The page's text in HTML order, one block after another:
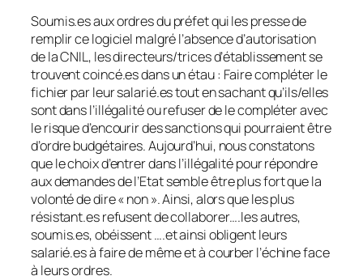
Soumis.es aux ordres du préfet qui les presse de
remplir ce logiciel malgré l’absence d’autorisation
de la CNIL, les directeurs/trices d’établissement se
trouvent coincé.es dans un étau : Faire compléter le
fichier par leur salarié.es tout en sachant qu’ils/elles
sont dans l’illégalité ou refuser de le compléter avec
le risque d’encourir des sanctions qui pourraient être
d’ordre budgétaires. Aujourd’hui, nous constatons
que le choix d’entrer dans l’illégalité pour répondre
aux demandes de l’Etat semble être plus fort que la
volonté de dire « non ». Ainsi, alors que les plus
résistant.es refusent de collaborer….les autres,
soumis.es, obéissent ….et ainsi obligent leurs
salarié.es à faire de même et à courber l’échine face
à leurs ordres.